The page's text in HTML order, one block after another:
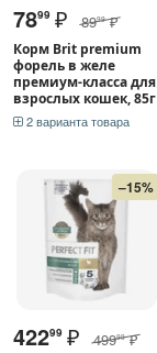
7899 ₽ 8999 ₽
Корм Brit premium
форель в желе
премиум-класса для
взрослых кошек, 85г
2 варианта товара
–15%
42299 ₽ 49999 ₽